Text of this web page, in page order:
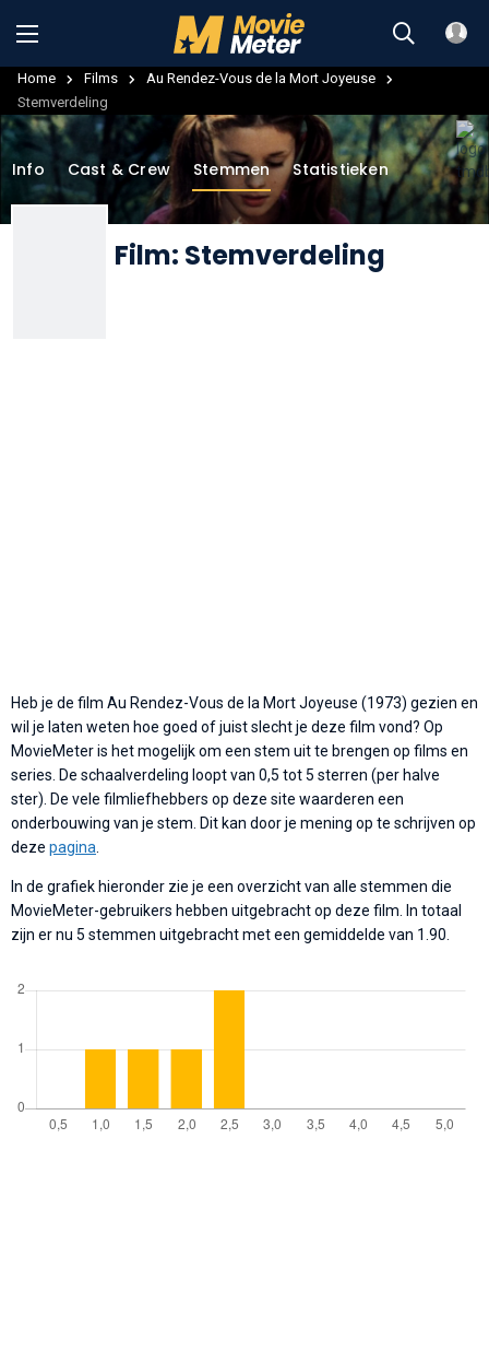
Home Films
Au Rendez-Vous de la Mort Joyeuse
Stemverdeling
Film: Stemverdeling
Info Cast & Crew Stemmen Statistieken
Heb je de film Au Rendez-Vous de la Mort Joyeuse (1973) gezien en
wil je laten weten hoe goed of juist slecht je deze film vond? Op
MovieMeter is het mogelijk om een stem uit te brengen op films en
series. De schaalverdeling loopt van 0,5 tot 5 sterren (per halve
ster). De vele filmliefhebbers op deze site waarderen een
onderbouwing van je stem. Dit kan door je mening op te schrijven op
deze pagina.
In de grafiek hieronder zie je een overzicht van alle stemmen die
MovieMeter-gebruikers hebben uitgebracht op deze film. In totaal
zijn er nu 5 stemmen uitgebracht met een gemiddelde van 1.90.